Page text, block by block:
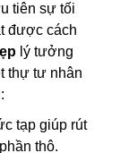
tiên sự tối
được cách
lý tưởng
thự tư nhân
tạp giúp rút
thô.